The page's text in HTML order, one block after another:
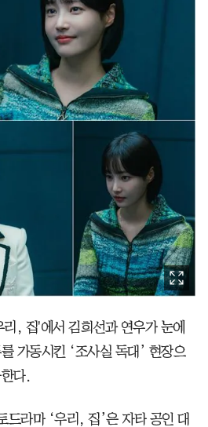
, 집'에서 김희선과 연우가 눈에
가동시킨 ‘조사실 독대’ 현장으
다.
드라마 ‘우리, 집’은 자타 공인 대